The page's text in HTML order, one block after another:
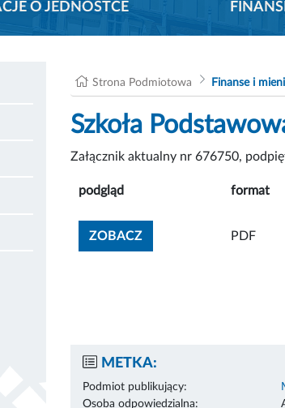
O JEDNOSTCE
Strona Podmiotowa Finanse i
Szkoła
Załącznik aktualny nr 676750,
podgląd format
ZOBACZZOBACZ ZAŁĄCZNIK
PDF
METKA:
Podmiot publikujący:
Osoba odpowiedzialna: